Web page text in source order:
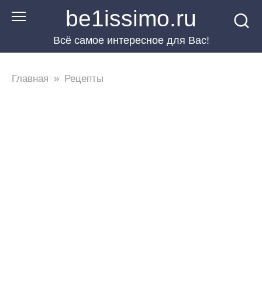
Перейти
be1issimo.ru
Всё самое интересное для Вас!
Главная » Рецепты